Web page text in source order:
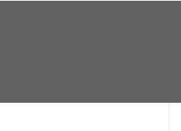
LEISTUNGEN